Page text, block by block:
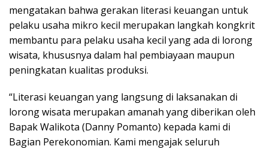
mengatakan bahwa gerakan literasi keuangan untuk
pelaku usaha mikro kecil merupakan langkah kongkrit
membantu para pelaku usaha kecil yang ada di lorong
wisata, khususnya dalam hal pembiayaan maupun
peningkatan kualitas produksi.
“Literasi keuangan yang langsung di laksanakan di
lorong wisata merupakan amanah yang diberikan oleh
Bapak Walikota (Danny Pomanto) kepada kami di
Bagian Perekonomian. Kami mengajak seluruh